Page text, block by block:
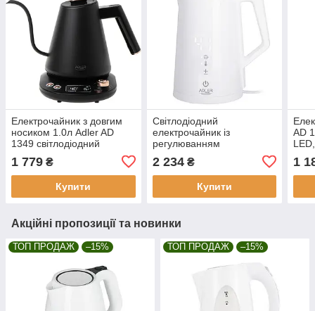
Електрочайник з довгим
носиком 1.0л Adler AD
1349 світлодіодний
1 779 ₴
Купити
Світлодіодний
електрочайник із
регулюванням
температури 1,7 л STRIX
AD 1345 білий
2 234₴
Купити
AD
1
Акційні пропозиції та новинки
ТОП ПРОДАЖ –15% ТОП ПРОДАЖ –15%